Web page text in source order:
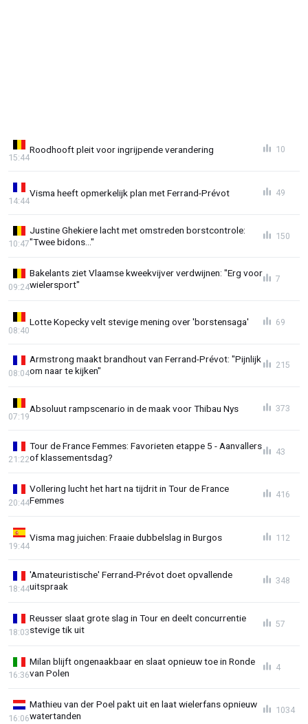
Roodhooft pleit voor ingrijpende verandering
15:44
10
Visma heeft opmerkelijk plan met Ferrand-Prévot
14:44
49
Justine Ghekiere lacht met omstreden borstcontrole:
"Twee bidons..."
10:47
150
Bakelants ziet Vlaamse kweekvijver verdwijnen: "Erg voor
wielersport"
09:24
7
Lotte Kopecky velt stevige mening over 'borstensaga'
08:40
69
Armstrong maakt brandhout van Ferrand-Prévot: "Pijnlijk
om naar te kijken"
08:04
215
Absoluut rampscenario in de maak voor Thibau Nys
07:19
373
Tour de France Femmes: Favorieten etappe 5 - Aanvallers
of klassementsdag?
21:22
43
Vollering lucht het hart na tijdrit in Tour de France
Femmes
20:44
416
Visma mag juichen: Fraaie dubbelslag in Burgos
19:44
112
'Amateuristische' Ferrand-Prévot doet opvallende
uitspraak
18:44
348
Reusser slaat grote slag in Tour en deelt concurrentie
stevige tik uit
18:03
57
Milan blijft ongenaakbaar en slaat opnieuw toe in Ronde
van Polen
16:36
4
Mathieu van der Poel pakt uit en laat wielerfans opnieuw
watertanden
16:06
1034